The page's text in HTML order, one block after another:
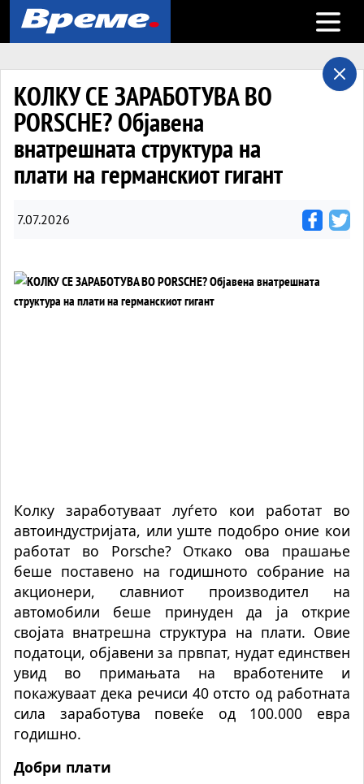
Open
КОЛКУ СЕ ЗАРАБОТУВА ВО
PORSCHE? Објавена
внатрешната структура на
плати на германскиот гигант
7.07.2026
Колку заработуваат луѓето кои работат во
автоиндустријата, или уште подобро оние кои
работат во Porsche? Откако ова прашање
беше поставено на годишното собрание на
акционери, славниот производител на
автомобили беше принуден да ја открие
својата внатрешна структура на плати. Овие
податоци, објавени за првпат, нудат единствен
увид во примањата на вработените и
покажуваат дека речиси 40 отсто од работната
сила заработува повеќе од 100.000 евра
годишно.
Добри плати